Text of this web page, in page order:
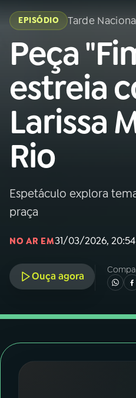
Buscar
na
Rádio
Nacional
01INÍCIO
02A RÁDIO
03PROGRAMAÇÃO
na
Rádio
EPISÓDIO Tarde
Peça
estreia
Larissa
Rio
Espetáculo explora
praça
NO AR EM31/03/2026, 20:54
Ouça agora